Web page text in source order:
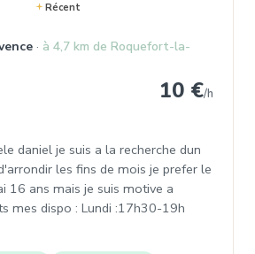
Récent
sitter à Carnoux-en-
à 4,7 km de Roquefort-la-
10 €/h
daniel je suis a la recherche dun
les fins de mois je prefer le
16 ans mais je suis motive a
mes dispo : Lundi :17h30-19h